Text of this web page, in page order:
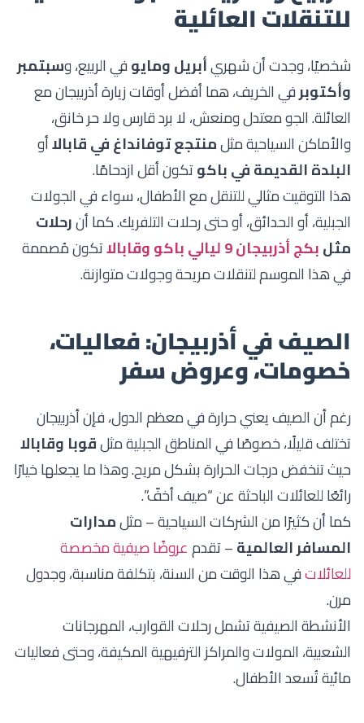
للتنقلات العائلية
شخصيًا، وجدت أن شهريأبريل ومايوفي الربيع، وسبتمبر
وأكتوبرفي الخريف، هما أفضل أوقات زيارة أذربيجان مع
العائلة. الجو معتدل ومنعش، لا برد قارس ولا حر خانق،
والأماكن السياحية مثلمنتجع توفانداغ في قابالاأو
البلدة القديمة في باكوتكون أقل ازدحامًا.
هذا التوقيت مثالي للتنقل مع الأطفال، سواء في الجولات
الجبلية، أو الحدائق، أو حتى رحلات التلفريك. كما أنرحلات
مثلبكج أذربيجان 9 ليالي باكو وقابالا
تكون مُصممة
في هذا الموسم لتنقلات مريحة وجولات متوازنة.
الصيف في أذربيجان: فعاليات،
خصومات، وعروض سفر
رغم أن الصيف يعني حرارة في معظم الدول، فإن أذربيجان
تختلف قليلًا، خصوصًا في المناطق الجبلية مثلقوبا وقابالا
حيث تنخفض درجات الحرارة بشكل مريح. وهذا ما يجعلها خيارًا
رائعًا للعائلات الباحثة عن “صيف أخفّ”.
كما أن كثيرًا من الشركات السياحية – مثلمدارات
المسافر العالمية– تقدمعروضًا صيفية مخصصة
للعائلاتفي هذا الوقت من السنة، بتكلفة مناسبة، وجدول
مرن.
الأنشطة الصيفية تشمل رحلات القوارب، المهرجانات
الشعبية، المولات والمراكز الترفيهية المكيفة، وحتى فعاليات
مائية تُسعد الأطفال.